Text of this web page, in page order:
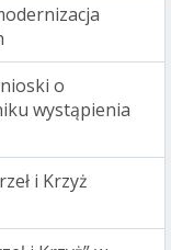
o
wystąpienia
i Krzyż